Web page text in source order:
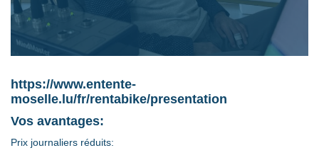
https://www.entente-
moselle.lu/fr/rentabike/presentation
Vos avantages:
Prix journaliers réduits: